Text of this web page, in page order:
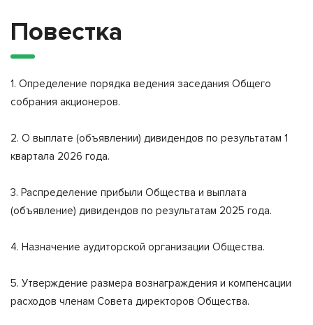
Повестка
1. Определение порядка ведения заседания Общего
собрания акционеров.
2. О выплате (объявлении) дивидендов по результатам 1
квартала 2026 года.
3. Распределение прибыли Общества и выплата
(объявление) дивидендов по результатам 2025 года.
4. Назначение аудиторской организации Общества.
5. Утверждение размера вознаграждения и компенсации
расходов членам Совета директоров Общества.